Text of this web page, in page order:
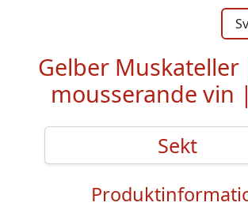
Gelber Muskateller
mousserande vin
Sekt